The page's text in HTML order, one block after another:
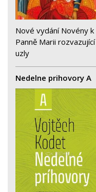
Nové vydání Novény k
Panně Marii rozvazující
uzly
Nedelne prihovory A